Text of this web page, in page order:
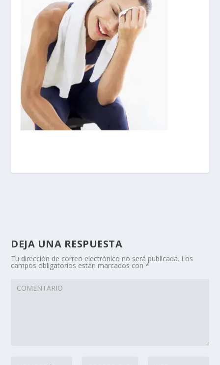
DEJA UNA RESPUESTA
Tu dirección de correo electrónico no será publicada. Los
campos obligatorios están marcados con*